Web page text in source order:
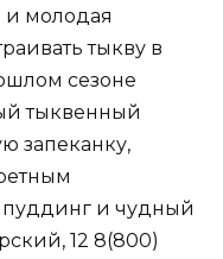
и молодая
тыкву в
сезоне
тыквенный
запеканку,
и чудный
12 8(800)